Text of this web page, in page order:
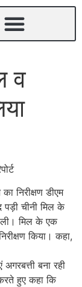
व
निरीक्षण डीएम
पड़ी चीनी मिल के
ली। मिल के एक
किया। कहा,
बना रही
हुए कहा कि